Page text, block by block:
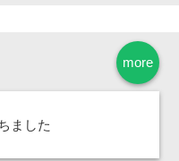
more
ました